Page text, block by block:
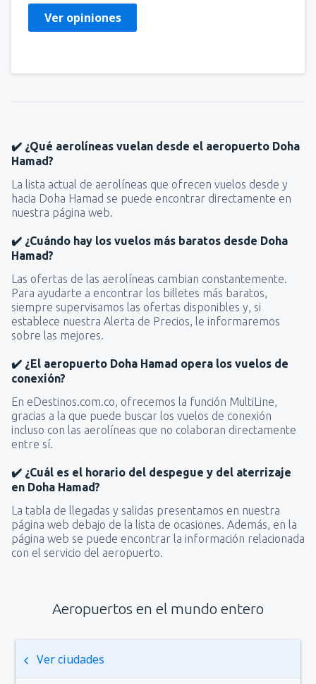
Ver opiniones
✔️ ¿Qué aerolíneas vuelan desde el aeropuerto Doha
Hamad?
La lista actual de aerolíneas que ofrecen vuelos desde y
hacia Doha Hamad se puede encontrar directamente en
nuestra página web.
✔️ ¿Cuándo hay los vuelos más baratos desde Doha
Hamad?
Las ofertas de las aerolíneas cambian constantemente.
Para ayudarte a encontrar los billetes más baratos,
siempre supervisamos las ofertas disponibles y, si
establece nuestra Alerta de Precios, le informaremos
sobre las mejores.
✔️ ¿El aeropuerto Doha Hamad opera los vuelos de
conexión?
En eDestinos.com.co, ofrecemos la función MultiLine,
gracias a la que puede buscar los vuelos de conexión
incluso con las aerolíneas que no colaboran directamente
entre sí.
✔️ ¿Cuál es el horario del despegue y del aterrizaje
en Doha Hamad?
La tabla de llegadas y salidas presentamos en nuestra
página web debajo de la lista de ocasiones. Además, en la
página web se puede encontrar la información relacionada
con el servicio del aeropuerto.
Aeropuertos en el mundo entero
Ver ciudades